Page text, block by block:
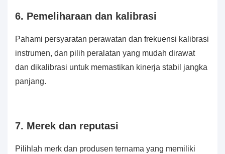
6. Pemeliharaan dan kalibrasi
Pahami persyaratan perawatan dan frekuensi kalibrasi
instrumen, dan pilih peralatan yang mudah dirawat
dan dikalibrasi untuk memastikan kinerja stabil jangka
panjang.
7. Merek dan reputasi
Pilihlah merk dan produsen ternama yang memiliki